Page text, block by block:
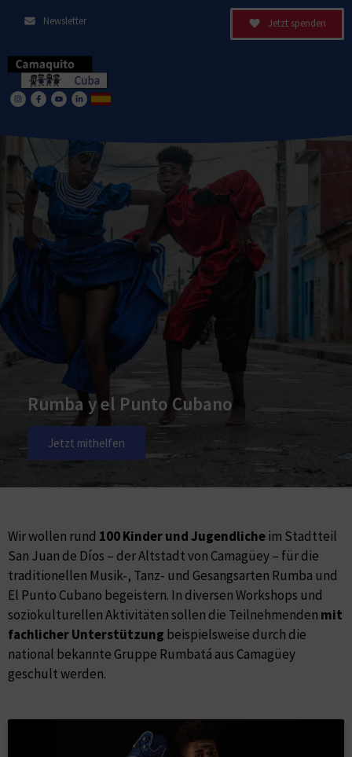
Newsletter Jetzt spenden
Rumba y el Punto Cubano​
Jetzt mithelfen
Wir wollen rund 100 Kinder und Jugendliche im Stadtteil
San Juan de Díos – der Altstadt von Camagüey – für die
traditionellen Musik-, Tanz- und Gesangsarten Rumba und
El Punto Cubano begeistern. In diversen Workshops und
soziokulturellen Aktivitäten sollen die Teilnehmenden mit
fachlicher Unterstützung beispielsweise durch die
national bekannte Gruppe Rumbatá aus Camagüey
geschult werden.